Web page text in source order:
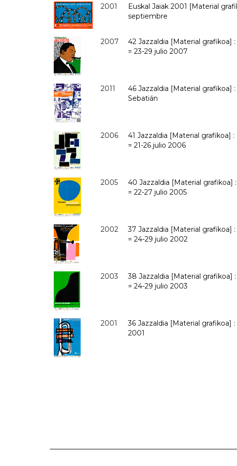
2001
Euskal Jaiak 2001 [Material
septiembre
2007
42 Jazzaldia [Material grafikoa]
= 23-29 julio 2007
2011
46 Jazzaldia [Material grafikoa] :
Sebatián
2006
41 Jazzaldia [Material grafikoa]
= 21-26 julio 2006
2005
40 Jazzaldia [Material grafikoa]
= 22-27 julio 2005
2002
37 Jazzaldia [Material grafikoa]
= 24-29 julio 2002
2003
38 Jazzaldia [Material grafikoa]
= 24-29 julio 2003
2001
36 Jazzaldia [Material grafikoa]
2001